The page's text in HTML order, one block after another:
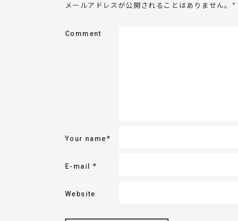
メールアドレスが公開されることはありません。 *
Comment
Your name*
E-mail *
Website